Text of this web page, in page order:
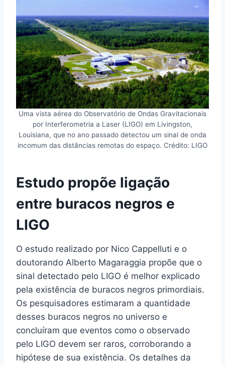
Uma vista aérea do Observatório de Ondas Gravitacionais
por Interferometria a Laser (LIGO) em Livingston,
Louisiana, que no ano passado detectou um sinal de onda
incomum das distâncias remotas do espaço. Crédito: LIGO
Estudo propõe ligação
entre buracos negros e
LIGO
O estudo realizado por Nico Cappelluti e o
doutorando Alberto Magaraggia propõe que o
sinal detectado pelo LIGO é melhor explicado
pela existência de buracos negros primordiais.
Os pesquisadores estimaram a quantidade
desses buracos negros no universo e
concluíram que eventos como o observado
pelo LIGO devem ser raros, corroborando a
hipótese de sua existência. Os detalhes da